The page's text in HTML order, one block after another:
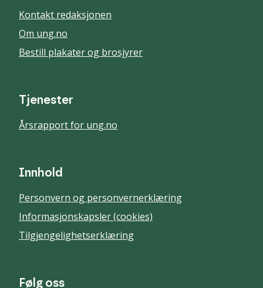
Kontakt redaksjonen
Om ung.no
Bestill plakater og brosjyrer
Tjenester
Årsrapport for ung.no
Innhold
Personvern og personvernerklæring
Informasjonskapsler (cookies)
Tilgjengelighetserklæring
Følg oss